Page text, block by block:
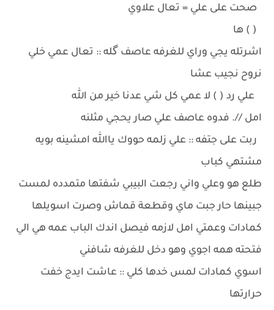
صحت على علي = تعال علاوي
( ) ها
اشرتله يجي وراي للغرفه عاصف گله :: تعال عمي خلي
نروح نجيب عشا
علي رد ( ) لا عمي كل شي عدنا خير من الله
امل //. فدوه عاصف علي صار يحجي مثلنه
ربت على جتفه :: علي زلمه حووك ياالله امشينه بويه
مشتهي كباب
طلع هو وعلي واني رجعت البيبي شفتها متمدده لمست
جبينها حار جبت ماي وقطعة قماش وصرت اسويلها
كمادات وعمتي امل لازمه فيصل اندك الباب عمه هي الي
فتحته همه اجوي وهو دخل للغرفه شافني
اسوي كمادات لمس خدها كلي :: عاشت ايدج خفت
حرارتها